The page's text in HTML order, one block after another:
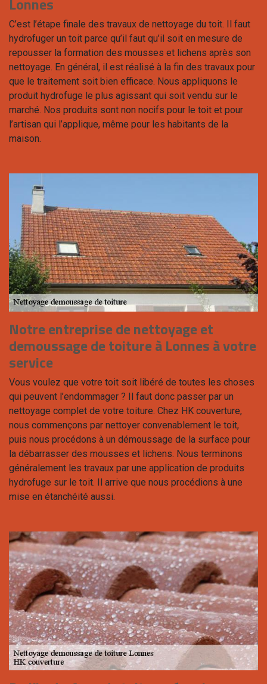
Lonnes
C’est l’étape finale des travaux de nettoyage du toit. Il faut
hydrofuger un toit parce qu’il faut qu’il soit en mesure de
repousser la formation des mousses et lichens après son
nettoyage. En général, il est réalisé à la fin des travaux pour
que le traitement soit bien efficace. Nous appliquons le
produit hydrofuge le plus agissant qui soit vendu sur le
marché. Nos produits sont non nocifs pour le toit et pour
l’artisan qui l’applique, même pour les habitants de la
maison.
Notre entreprise de nettoyage et
demoussage de toiture à Lonnes à votre
service
Vous voulez que votre toit soit libéré de toutes les choses
qui peuvent l’endommager ? Il faut donc passer par un
nettoyage complet de votre toiture. Chez HK couverture,
nous commençons par nettoyer convenablement le toit,
puis nous procédons à un démoussage de la surface pour
la débarrasser des mousses et lichens. Nous terminons
généralement les travaux par une application de produits
hydrofuge sur le toit. Il arrive que nous procédions à une
mise en étanchéité aussi.